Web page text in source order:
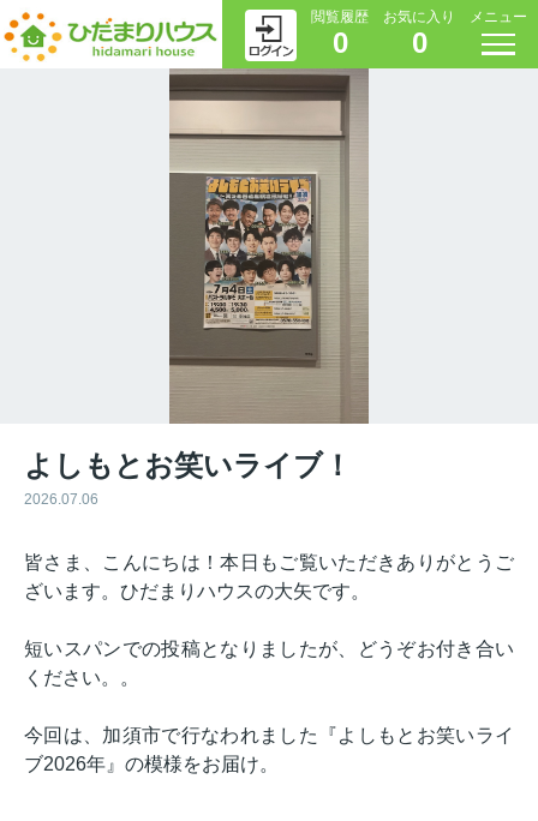
閲覧履歴
0
お気に入り
0
メニュー
よしもとお笑いライブ！
2026.07.06
皆さま、こんにちは！本日もご覧いただきありがとうご
ざいます。ひだまりハウスの大矢です。
短いスパンでの投稿となりましたが、どうぞお付き合い
ください。。
今回は、加須市で行なわれました『よしもとお笑いライ
ブ2026年』の模様をお届け。